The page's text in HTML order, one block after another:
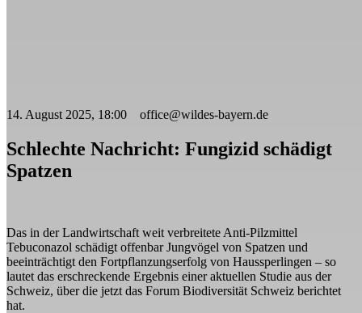
14. August 2025, 18:00 office@wildes-bayern.de
Schlechte Nachricht: Fungizid schädigt
Spatzen
Das in der Landwirtschaft weit verbreitete Anti-Pilzmittel
Tebuconazol schädigt offenbar Jungvögel von Spatzen und
beeinträchtigt den Fortpflanzungserfolg von Haussperlingen – so
lautet das erschreckende Ergebnis einer aktuellen Studie aus der
Schweiz, über die jetzt das Forum Biodiversität Schweiz berichtet
hat.